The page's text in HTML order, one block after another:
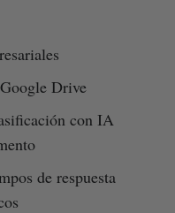
Drive
con IA
de respuesta